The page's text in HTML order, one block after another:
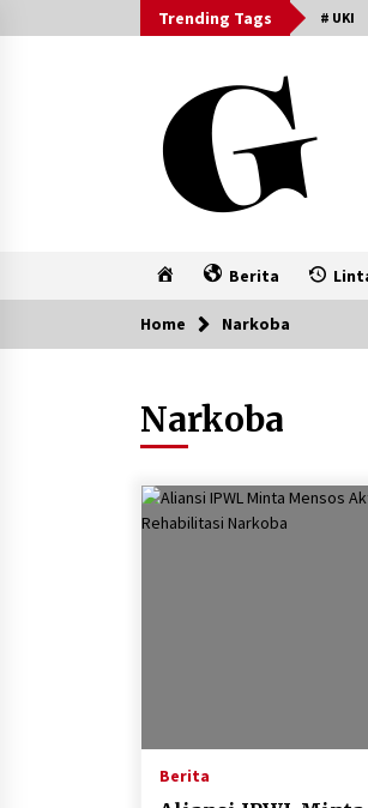
to
Trending Tags # UKI
Home Berita
Home Narkoba
Narkoba
Berita